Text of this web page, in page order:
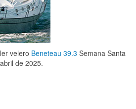
velero Beneteau 39.3 Semana Santa
de 2025.